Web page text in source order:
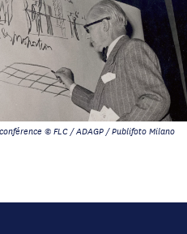
© FLC / ADAGP / Publifoto Milano